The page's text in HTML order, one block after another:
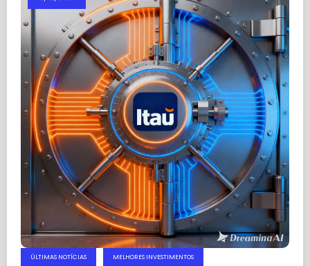
ÚLTIMAS NOTÍCIAS MELHORES INVESTIMENTOS